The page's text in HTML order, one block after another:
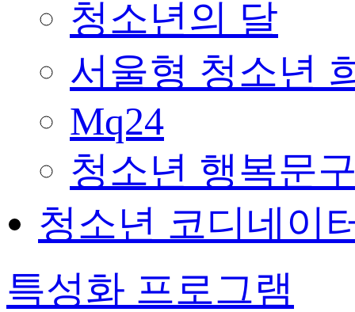
청소년의 달
서울형 청소년
Mq24
청소년 행복문
청소년 코디네이
특성화 프로그램